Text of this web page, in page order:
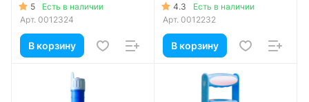
5
Есть в наличии
Арт. 0012324
В корзину
4.3
Есть в наличии
Арт. 0012232
В корзину